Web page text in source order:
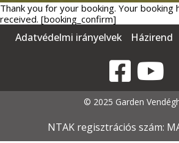
Thank you for your booking. Your booking
received. [booking_confirm]
Adatvédelmi irányelvek Házirend
© 2025 Garden
NTAK regisztrációs szám: